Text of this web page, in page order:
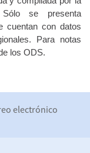
Sólo se presenta
cuentan con datos
Para notas
los ODS.
electrónico